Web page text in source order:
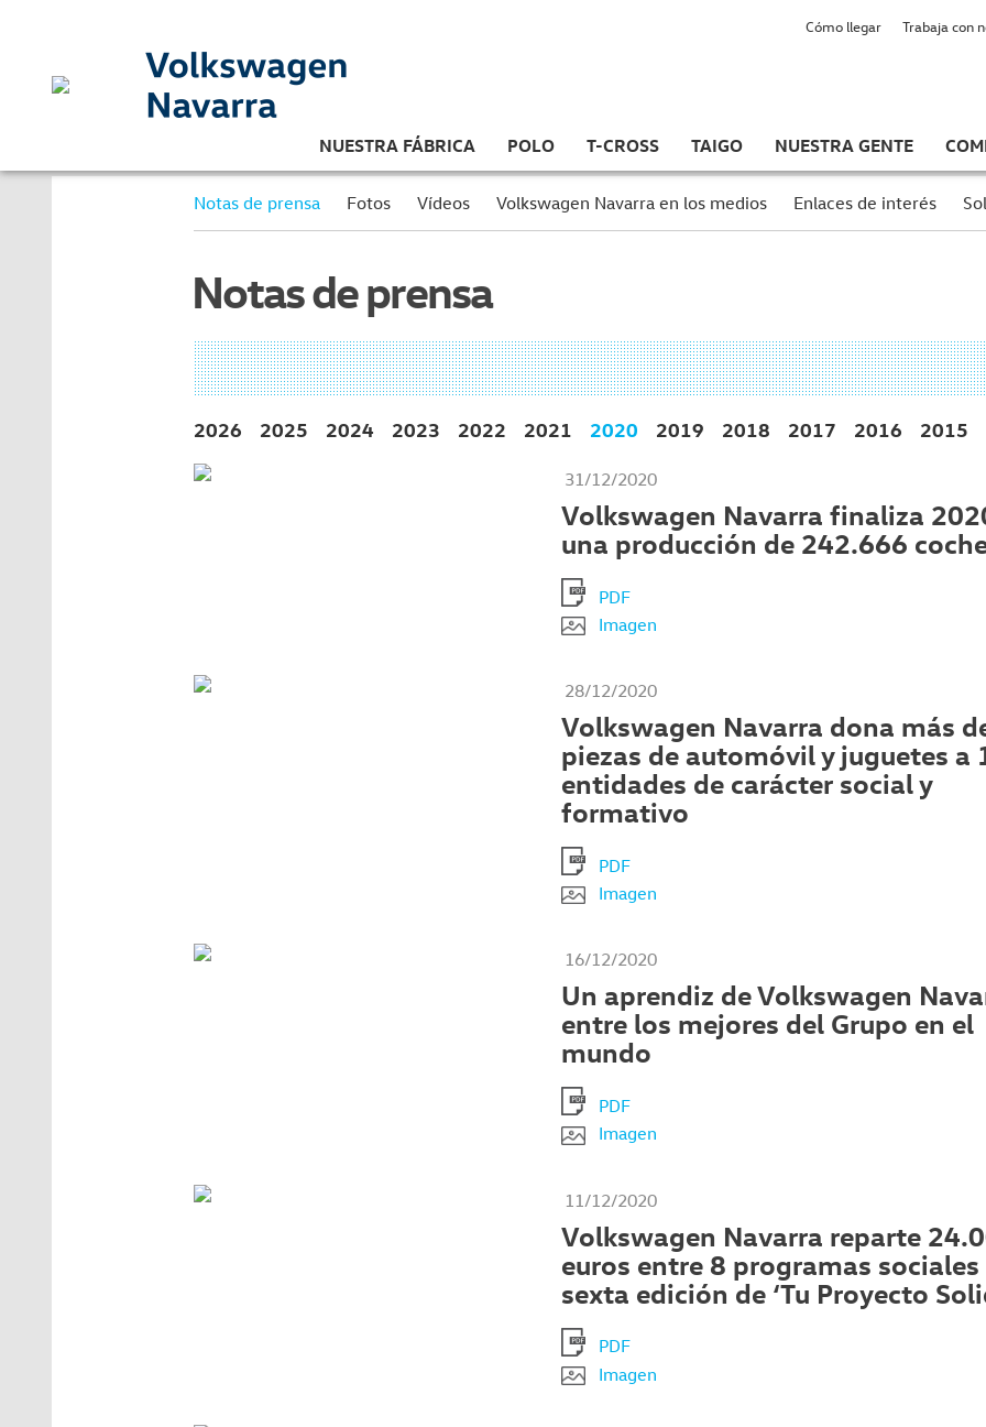
NUESTRA FÁBRICA POLO T-CROSS TAIGO NUESTRA GENTE
Cómo llegar Trabaja con
Notas de prensa Fotos Vídeos Volkswagen Navarra en los medios Enlaces de interés
Notas de prensa
2026 2025 2024 2023 2022 2021 2020 2019 2018 2017 2016 2015
31/12/2020
Volkswagen Navarra finaliza
una producción de 242.666
PDF
Imagen
28/12/2020
Volkswagen Navarra dona más
piezas de automóvil y juguetes a
entidades de carácter social y
formativo
PDF
Imagen
16/12/2020
Un aprendiz de Volkswagen
entre los mejores del Grupo en el
mundo
PDF
Imagen
11/12/2020
Volkswagen Navarra reparte
euros entre 8 programas sociales
sexta edición de ‘Tu Proyecto
PDF
Imagen